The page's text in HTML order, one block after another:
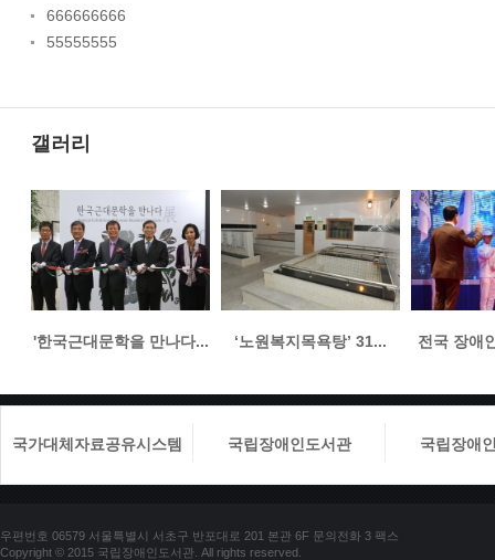
666666666
55555555
갤러리
'한국근대문학을 만나다... ‘노원복지목욕탕’ 31... 전국 장애
국가대체자료공유시스템 국립장애인도서관 국립장애
우편번호 06579 서울특별시 서초구 반포대로 201 본관 6F 문의전화 3 팩스
Copyright © 2015 국립장애인도서관. All rights reserved.